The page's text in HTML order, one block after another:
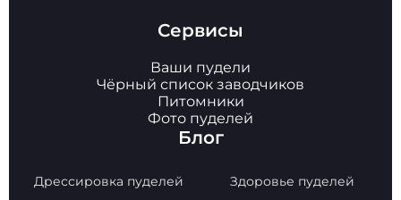
Сервисы
Ваши пудели
Чёрный список заводчиков
Питомники
Фото пуделей
Блог
Дрессировка пуделей Здоровье пуделей